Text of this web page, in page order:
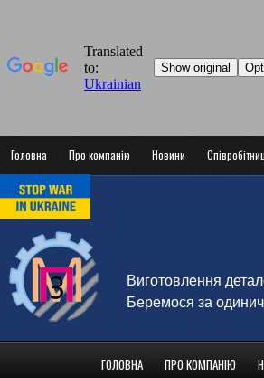
Головна Про компанію Новини
Виготовлення
Беремося за
ГОЛОВНА ПРО КОМПАНІЮ